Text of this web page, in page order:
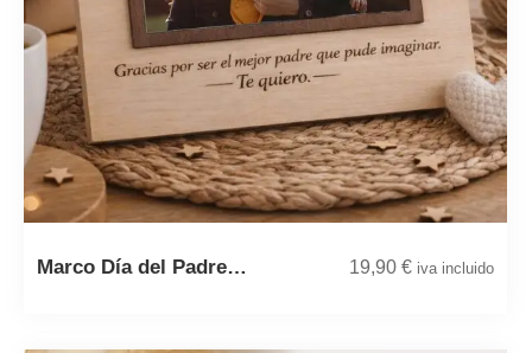
Marco Día del Padre… 19,90 € iva incluido